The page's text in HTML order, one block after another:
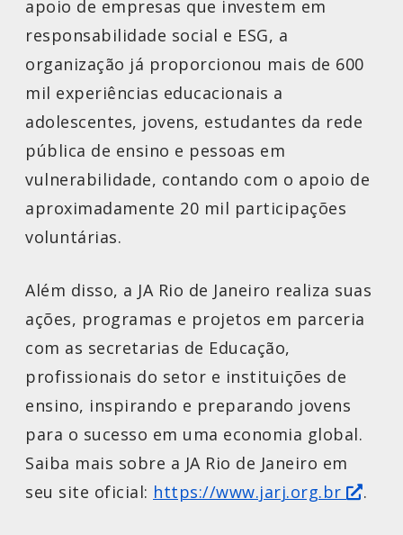
apoio de empresas que investem em
responsabilidade social e ESG, a
organização já proporcionou mais de 600
mil experiências educacionais a
adolescentes, jovens, estudantes da rede
pública de ensino e pessoas em
vulnerabilidade, contando com o apoio de
aproximadamente 20 mil participações
voluntárias.
Além disso, a JA Rio de Janeiro realiza suas
ações, programas e projetos em parceria
com as secretarias de Educação,
profissionais do setor e instituições de
ensino, inspirando e preparando jovens
para o sucesso em uma economia global.
Saiba mais sobre a JA Rio de Janeiro em
seu site oficial: https://www.jarj.org.br .